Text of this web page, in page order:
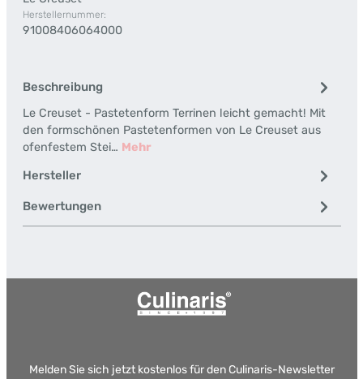
Herstellernummer:
91008406064000
Beschreibung
Le Creuset - Pastetenform Terrinen leicht gemacht! Mit
den formschönen Pastetenformen von Le Creuset aus
ofenfestem Stei… Mehr
Hersteller
Bewertungen
Melden Sie sich jetzt kostenlos für den Culinaris-Newsletter